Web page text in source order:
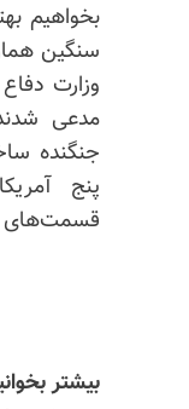
بخواهیم
سنگین
وزارت
مدعی
جنگنده
پنج
قسمت‌های
بیشتر